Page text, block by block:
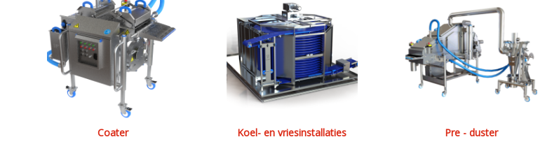
Coater Koel- en vriesinstallaties Pre - duster